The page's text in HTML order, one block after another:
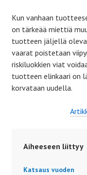
Kun vanhaan
on tärkeää miettiä
tuotteen jäljellä
vaarat poistetaan
riskiluokkien viat
tuotteen elinkaari on
korvataan uudella.
Aiheeseen liittyy
Katsaus vuoden